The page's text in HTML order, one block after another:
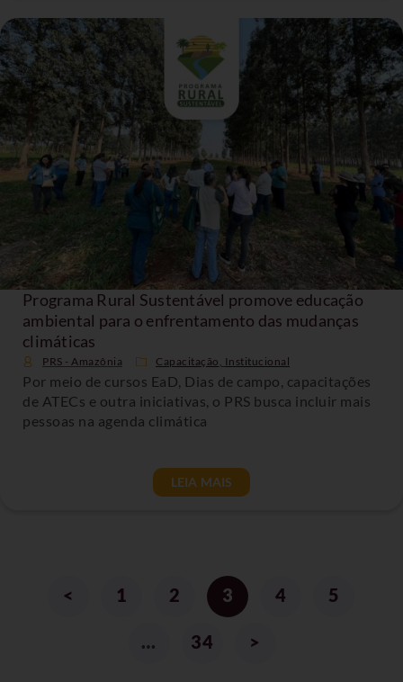
Programa Rural Sustentável promove educação
ambiental para o enfrentamento das mudanças
climáticas
PRS - Amazônia Capacitação , Institucional
Por meio de cursos EaD, Dias de campo, capacitações
de ATECs e outra iniciativas, o PRS busca incluir mais
pessoas na agenda climática
LEIA MAIS
< 1 2 3 4 5
… 34 >